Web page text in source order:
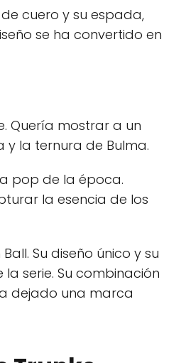
cuero y su espada,
se ha convertido en
Quería mostrar a un
la ternura de Bulma.
pop de la época.
la esencia de los
Su diseño único y su
serie. Su combinación
dejado una marca